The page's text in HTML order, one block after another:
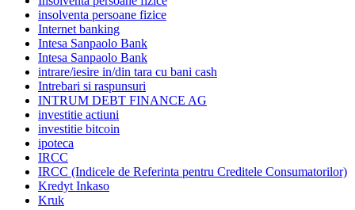
insolventa persoane fizice
Internet banking
Intesa Sanpaolo Bank
Intesa Sanpaolo Bank
intrare/iesire in/din tara cu bani cash
Intrebari si raspunsuri
INTRUM DEBT FINANCE AG
investitie actiuni
investitie bitcoin
ipoteca
IRCC
IRCC (Indicele de Referinta pentru Creditele Consumatorilor)
Kredyt Inkaso
Kruk